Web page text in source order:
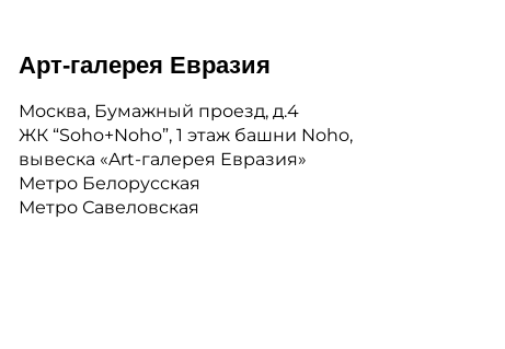
Арт-галерея Евразия
Москва, Бумажный проезд, д.4
ЖК “Soho+Noho”, 1 этаж башни Noho,
вывеска «Art-галерея Евразия»
Метро Белорусская
Метро Савеловская